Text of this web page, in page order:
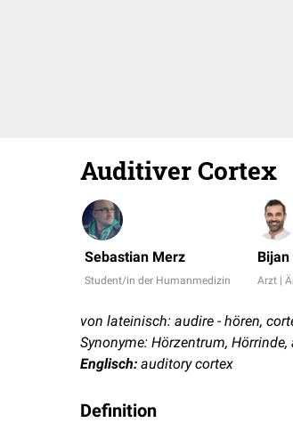
Auditiver Cortex
Sebastian Merz
Student/in der Humanmedizin Arzt |
von lateinisch: audire - hören,
Synonyme: Hörzentrum,
Englisch: auditory cortex
Definition